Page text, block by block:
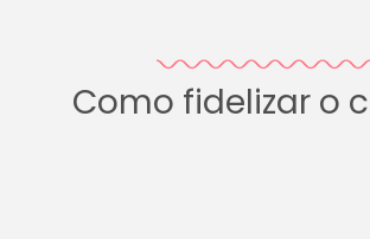
Como fidelizar o